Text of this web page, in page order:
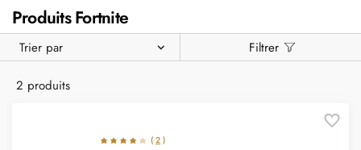
Produits Fortnite
2 produits
Trier par Filtrer
( 2 )